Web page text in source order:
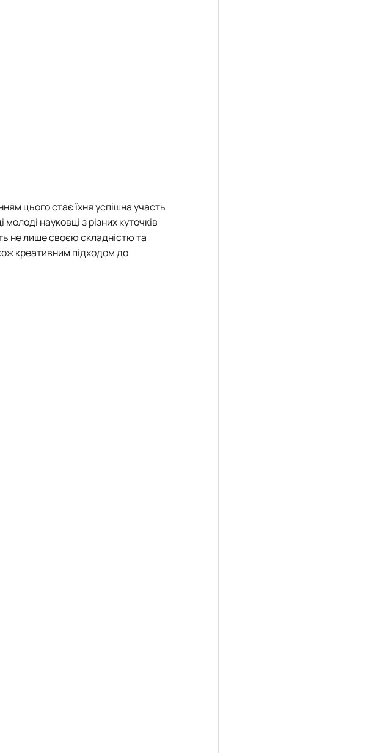
цього стає їхня успішна участь
науковці з різних куточків
не лише своєю складністю та
креативним підходом до